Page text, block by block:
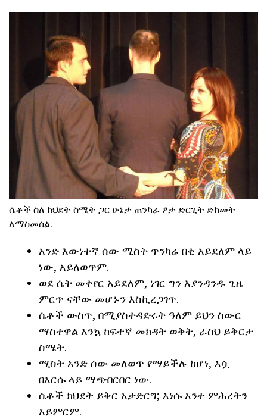
ሴቶች ስለ ክህደት ስሜት ጋር ሁኔታ ጠንካራ ፆታ ድርጊት ድክመት
ለማስመሰል.
አንድ እውነተኛ ሰው ሚስት ጥንካሬ በቂ አይደለም ላይ
ነው, አይለወጥም.
ወደ ሴት መቀየር አይደለም, ነገር ግን እያንዳንዱ ጊዜ
ምርጥ ናቸው መሆኑን እስኪረጋገጥ.
ሴቶች ውስጥ, በሚያስተዳድሩት ዓለም ይህን ስውር
ማስተዋል እንኳ ከፍተኛ መክዳት ወቅት, ራስህ ይቅርታ
ስሜት.
ሚስት አንድ ሰው መለወጥ የማይችሉ ከሆነ, እሷ
በእርሱ ላይ ማጭበርበር ነው.
ሴቶች ክህደት ይቅር አታድርግ; እነሱ አንተ ምሕረትን
አይምርም.